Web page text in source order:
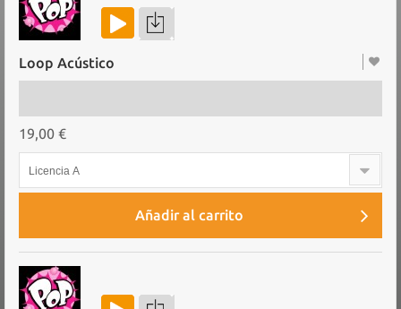
Loop Acústico
19,00 €
Licencia A
Añadir al carrito